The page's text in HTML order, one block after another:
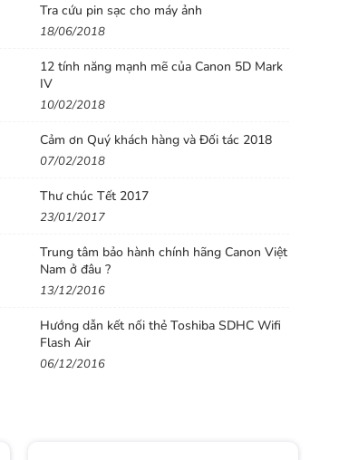
Tra cứu pin sạc cho máy ảnh
18/06/2018
12 tính năng mạnh mẽ của Canon 5D Mark
IV
10/02/2018
Cảm ơn Quý khách hàng và Đối tác 2018
07/02/2018
Thư chúc Tết 2017
23/01/2017
Trung tâm bảo hành chính hãng Canon Việt
Nam ở đâu ?
13/12/2016
Hướng dẫn kết nối thẻ Toshiba SDHC Wifi
Flash Air
06/12/2016